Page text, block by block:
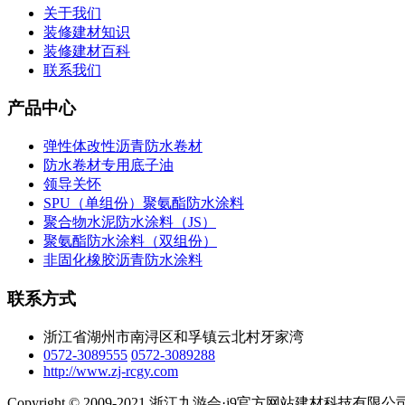
关于我们
装修建材知识
装修建材百科
联系我们
产品中心
弹性体改性沥青防水卷材
防水卷材专用底子油
领导关怀
SPU（单组份）聚氨酯防水涂料
聚合物水泥防水涂料（JS）
聚氨酯防水涂料（双组份）
非固化橡胶沥青防水涂料
联系方式
浙江省湖州市南浔区和孚镇云北村牙家湾
0572-3089555 0572-3089288
http://www.zj-rcgy.com